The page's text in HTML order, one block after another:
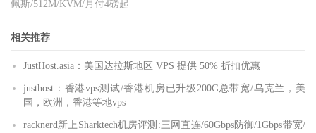
佩斯/512M/KVM/月付4磅起
相关推荐
JustHost.asia：美国达拉斯地区 VPS 提供 50% 折扣优惠
justhost：香港vps测试/香港机房已升级200G总带宽/乌克兰，美
国，欧洲，香港等地vps
racknerd新上Sharktech机房评测:三网直连/60Gbps防御/1Gbps带宽/